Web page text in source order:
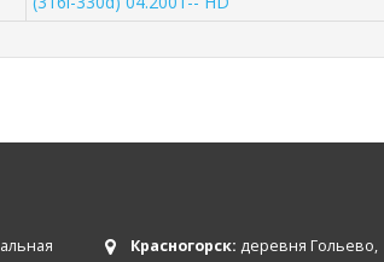
Красногорск: деревня Гольево,